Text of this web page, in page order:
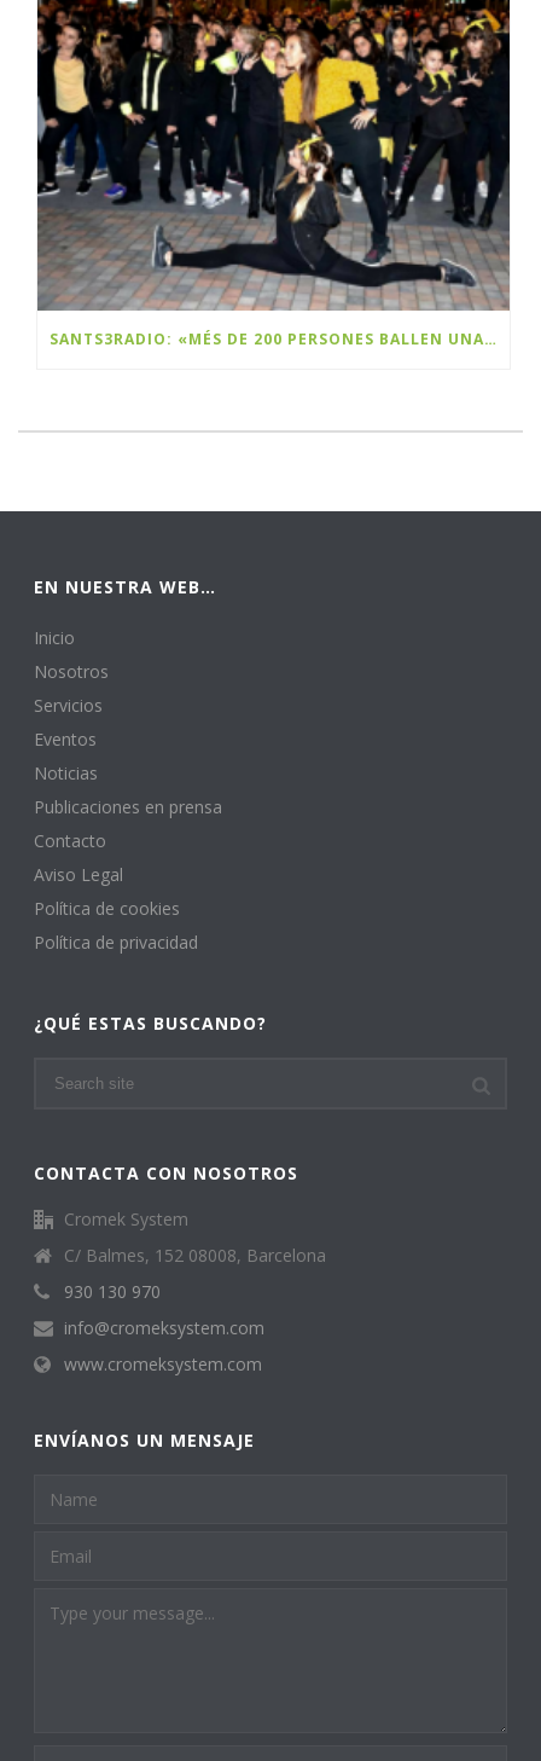
SANTS3RADIO: «MÉS DE 200 PERSONES BALLEN UNA FLASHMOB A SANTS PER CELEBRAR EL BLACK FRIDAY»
EN NUESTRA WEB…
Inicio
Nosotros
Servicios
Eventos
Noticias
Publicaciones en prensa
Contacto
Aviso Legal
Política de cookies
Política de privacidad
¿QUÉ ESTAS BUSCANDO?
CONTACTA CON NOSOTROS
Cromek System
C/ Balmes, 152 08008, Barcelona
930 130 970
info@cromeksystem.com
www.cromeksystem.com
ENVÍANOS UN MENSAJE